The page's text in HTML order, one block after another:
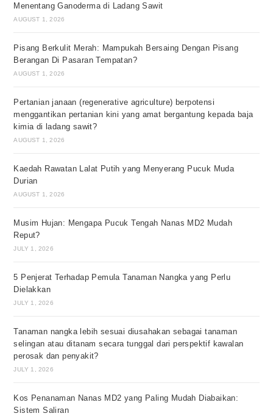
Menentang Ganoderma di Ladang Sawit
AUGUST 1, 2026
Pisang Berkulit Merah: Mampukah Bersaing Dengan Pisang
Berangan Di Pasaran Tempatan?
AUGUST 1, 2026
Pertanian janaan (regenerative agriculture) berpotensi
menggantikan pertanian kini yang amat bergantung kepada baja
kimia di ladang sawit?
AUGUST 1, 2026
Kaedah Rawatan Lalat Putih yang Menyerang Pucuk Muda
Durian
AUGUST 1, 2026
Musim Hujan: Mengapa Pucuk Tengah Nanas MD2 Mudah
Reput?
JULY 1, 2026
5 Penjerat Terhadap Pemula Tanaman Nangka yang Perlu
Dielakkan
JULY 1, 2026
Tanaman nangka lebih sesuai diusahakan sebagai tanaman
selingan atau ditanam secara tunggal dari perspektif kawalan
perosak dan penyakit?
JULY 1, 2026
Kos Penanaman Nanas MD2 yang Paling Mudah Diabaikan:
Sistem Saliran